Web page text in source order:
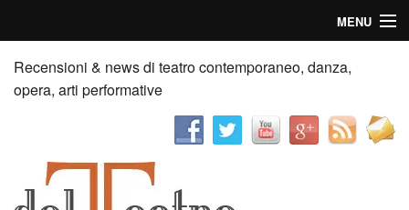
MENU
Home
Recensioni
News
Recensioni & news di teatro contemporaneo, danza,
opera, arti performative